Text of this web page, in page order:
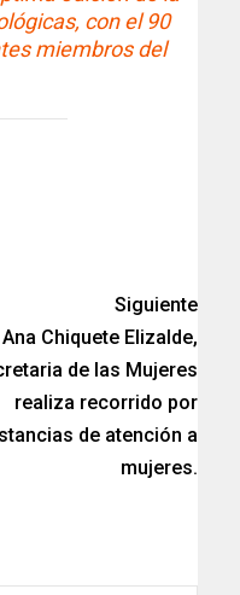
con el 90
miembros del
Siguiente
Ana Chiquete Elizalde,
de las Mujeres
realiza recorrido por
de atención a
mujeres.